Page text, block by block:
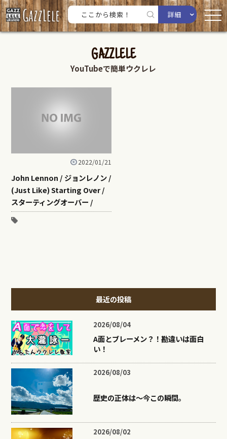
詳細
GAZZLELE
YouTubeで簡単ウクレレ
2022/01/21
John Lennon / ジョンレノン /
(Just Like) Starting Over /
スターティングオーバー /
最近の投稿
2026/08/04
A面とブレーメン？！勘違いは面白
い！
2026/08/03
歴史の正体は〜今この瞬間。
2026/08/02